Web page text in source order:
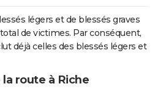
légers et de blessés graves
de victimes. Par conséquent,
déjà celles des blessés légers et
route à Riche